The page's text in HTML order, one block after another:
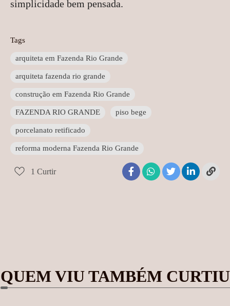
simplicidade bem pensada.
Tags
arquiteta em Fazenda Rio Grande
arquiteta fazenda rio grande
construção em Fazenda Rio Grande
FAZENDA RIO GRANDE piso bege
porcelanato retificado
reforma moderna Fazenda Rio Grande
1 Curtir
QUEM VIU TAMBÉM CURTIU